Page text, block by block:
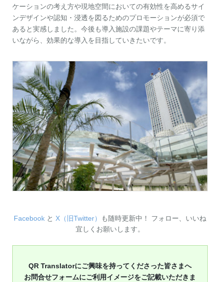
ケーションの考え方や現地空間においての有効性を高めるサイ
ンデザインや認知・浸透を図るためのプロモーションが必須で
あると実感しました。今後も導入施設の課題やテーマに寄り添
いながら、効果的な導入を目指していきたいです。
Facebook と X（旧Twitter）
も随時更新中！ フォロー、いいね
宜しくお願いします。
QR Translatorにご興味を持ってくださった皆さまへ
お問合せフォームにご利用イメージをご記載いただきま